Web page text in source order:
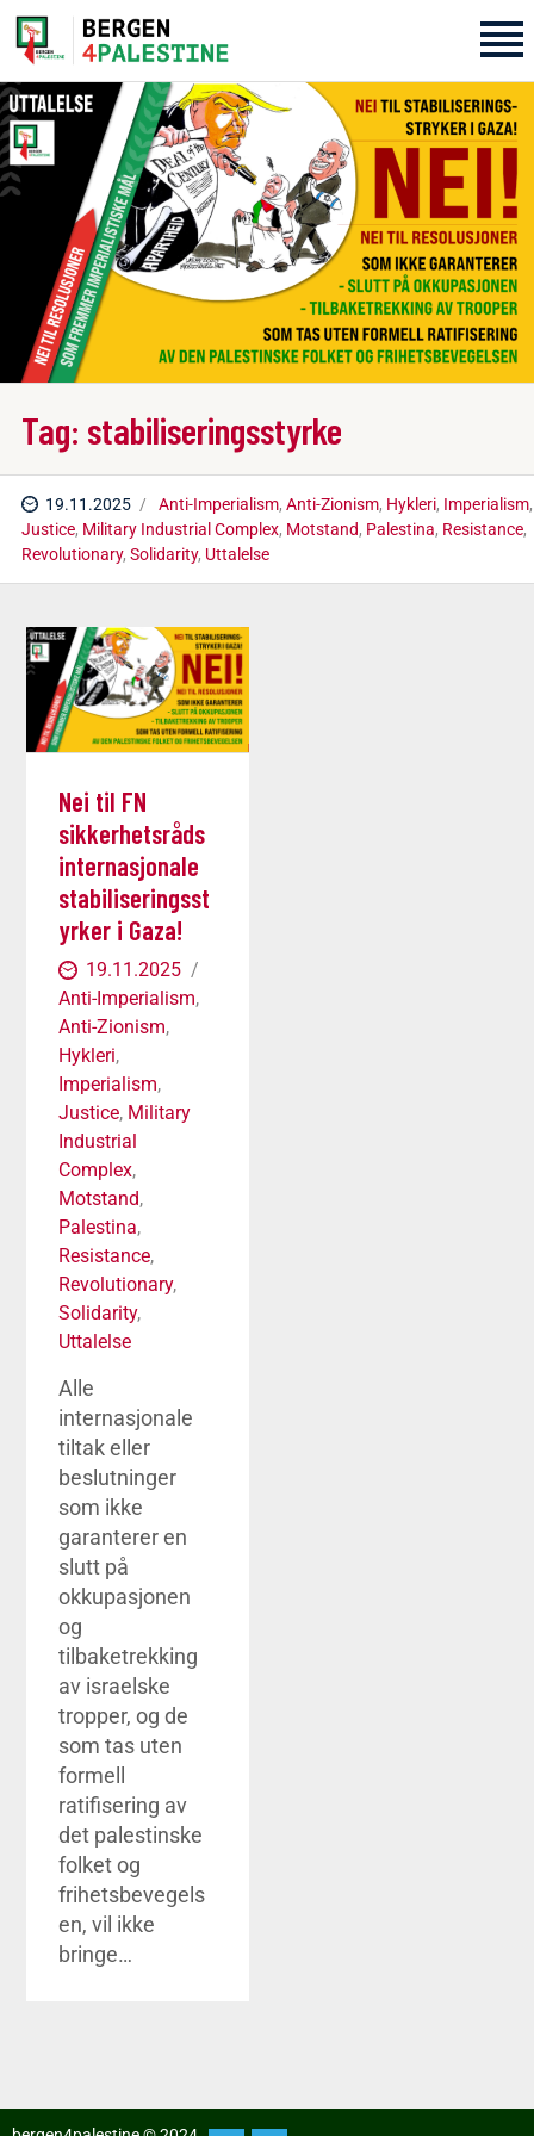
Tag: stabiliseringsstyrke
19.11.2025 Anti-Imperialism, Anti-Zionism, Hykleri, Imperialism,
Justice, Military Industrial Complex, Motstand, Palestina, Resistance,
Revolutionary, Solidarity, Uttalelse
Aktiviteter
Bli med på laget!
Om oss
Nei til FN
sikkerhetsråds
internasjonale
stabiliseringsst
yrker i Gaza!
19.11.2025
Anti-Imperialism,
Anti-Zionism,
Hykleri,
Imperialism,
Justice, Military
Industrial
Complex,
Motstand,
Palestina,
Resistance,
Revolutionary,
Solidarity,
Uttalelse
Alle
internasjonale
tiltak eller
beslutninger
som ikke
garanterer en
slutt på
okkupasjonen
og
tilbaketrekking
av israelske
tropper, og de
som tas uten
formell
ratifisering av
det palestinske
folket og
frihetsbevegels
en, vil ikke
bringe…